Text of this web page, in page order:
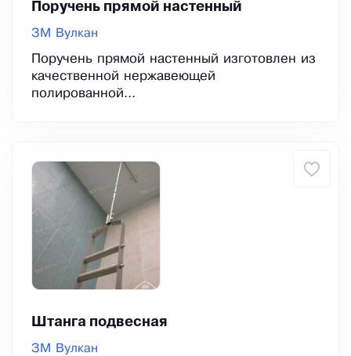
Поручень прямой настенный
ЗМ Вулкан
Поручень прямой настенный изготовлен из
качественной нержавеющей
полированной...
Штанга подвесная
ЗМ Вулкан